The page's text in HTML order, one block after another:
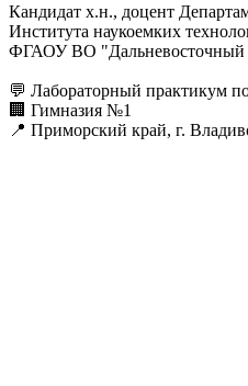
Кандидат х.н., доцент
Института наукоемких
ФГАОУ ВО "Дальневосточный
💬 Лабораторный практикум
🏢 Гимназия №1
📍 Приморский край, г.